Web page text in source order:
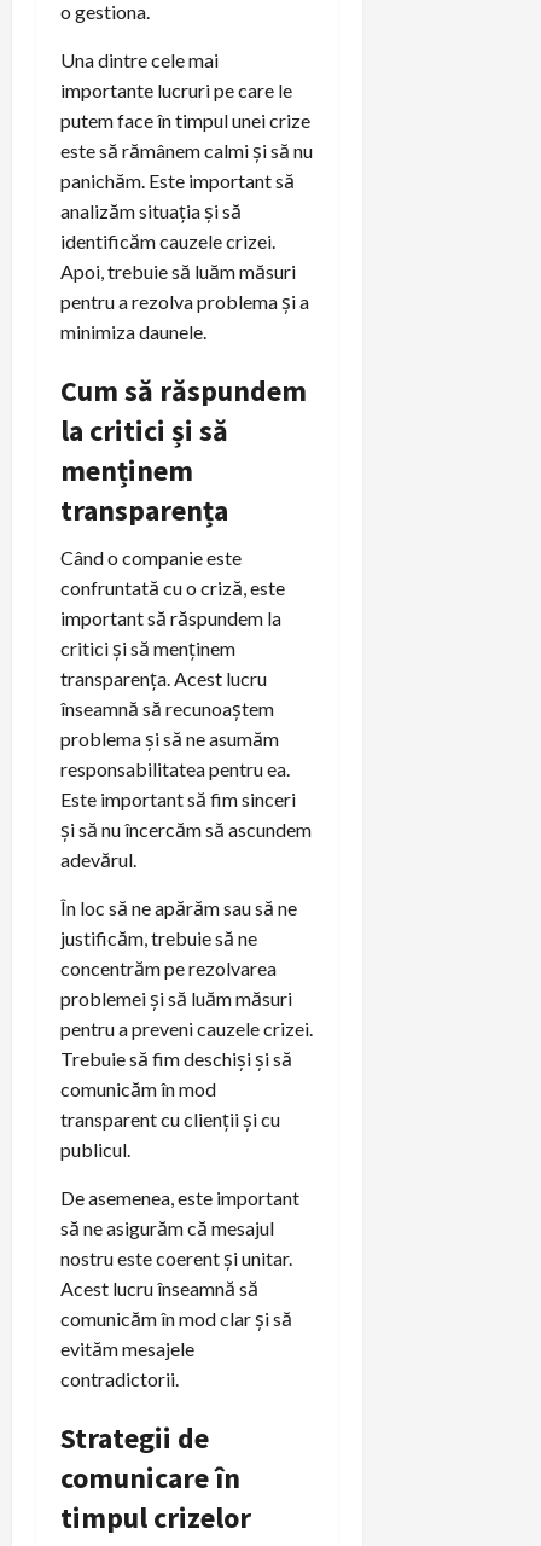
o gestiona.
Una dintre cele mai
importante lucruri pe care le
putem face în timpul unei crize
este să rămânem calmi și să nu
panichăm. Este important să
analizăm situația și să
identificăm cauzele crizei.
Apoi, trebuie să luăm măsuri
pentru a rezolva problema și a
minimiza daunele.
Cum să răspundem
la critici și să
menținem
transparența
Când o companie este
confruntată cu o criză, este
important să răspundem la
critici și să menținem
transparența. Acest lucru
înseamnă să recunoaștem
problema și să ne asumăm
responsabilitatea pentru ea.
Este important să fim sinceri
și să nu încercăm să ascundem
adevărul.
În loc să ne apărăm sau să ne
justificăm, trebuie să ne
concentrăm pe rezolvarea
problemei și să luăm măsuri
pentru a preveni cauzele crizei.
Trebuie să fim deschiși și să
comunicăm în mod
transparent cu clienții și cu
publicul.
De asemenea, este important
să ne asigurăm că mesajul
nostru este coerent și unitar.
Acest lucru înseamnă să
comunicăm în mod clar și să
evităm mesajele
contradictorii.
Strategii de
comunicare în
timpul crizelor